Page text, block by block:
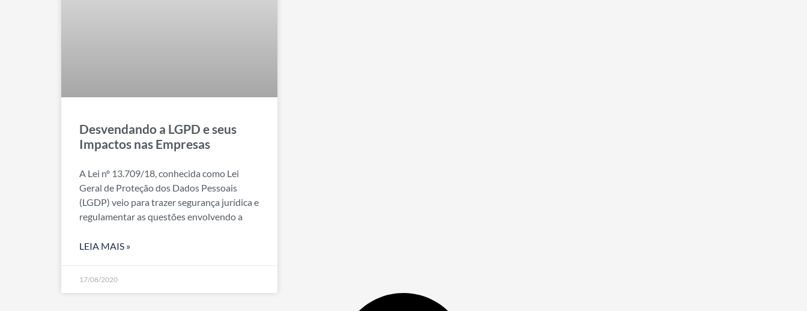
Desvendando a LGPD e seus
Impactos nas Empresas
A Lei nº 13.709/18, conhecida como Lei
Geral de Proteção dos Dados Pessoais
(LGDP) veio para trazer segurança jurídica e
regulamentar as questões envolvendo a
LEIA MAIS »
17/08/2020